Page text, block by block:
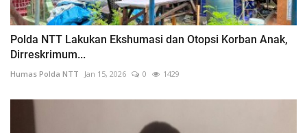
Polda NTT Lakukan Ekshumasi dan Otopsi Korban Anak,
Dirreskrimum...
Humas Polda NTT Jan 15, 2026 0 1429